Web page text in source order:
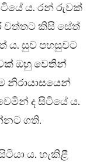
ය. රන් රුවක්
වත්තට කිසි සේත්
ය. සුව පහසුවට
ඔහු වෙතින්
නිරායාසයෙන්
ද සිටියේ ය.
ගති.
ය. හැකිළී